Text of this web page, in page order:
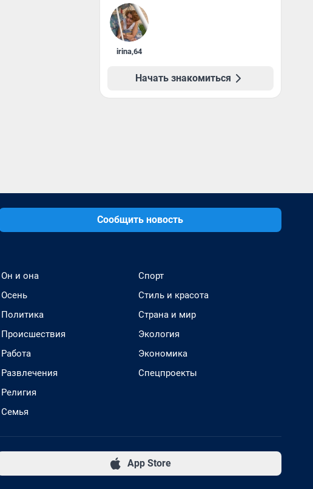
irina,64
Начать знакомиться
Сообщить новость
Он и она
Осень
Политика
Происшествия
Работа
Развлечения
Религия
Семья
Спорт
Стиль и красота
Страна и мир
Экология
Экономика
Спецпроекты
App Store